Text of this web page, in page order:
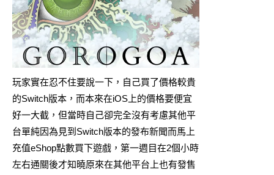
玩家實在忍不住要說一下，自己買了價格較貴
的Switch版本，而本來在iOS上的價格要便宜
好一大截，但當時自己卻完全沒有考慮其他平
台單純因為見到Switch版本的發布新聞而馬上
充值eShop點數買下遊戲，第一週目在2個小時
左右通關後才知曉原來在其他平台上也有發售